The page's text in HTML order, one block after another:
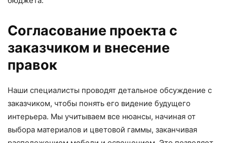
Согласование проекта с
заказчиком и внесение
правок
Наши специалисты проводят детальное обсуждение с
заказчиком, чтобы понять его видение будущего
интерьера. Мы учитываем все нюансы, начиная от
выбора материалов и цветовой гаммы, заканчивая